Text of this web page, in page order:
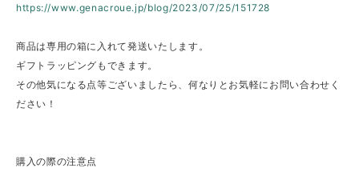
https://www.genacroue.jp/blog/2023/07/25/151728
商品は専用の箱に入れて発送いたします。
ギフトラッピングもできます。
その他気になる点等ございましたら、何なりとお気軽にお問い合わせく
ださい！
購入の際の注意点